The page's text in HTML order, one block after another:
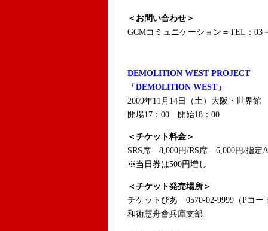
＜お問い合わせ＞
GCMコミュニケーション＝TEL：03
DEMOLITION WEST PROJECT
「DEMOLITION WEST」
2009年11月14日（土）大阪・世界館
開場17：00 開始18：00
＜チケット料金＞
SRS席 8,000円/RS席 6,000円/指
※当日券は500円増し
＜チケット発売場所＞
チケットぴあ 0570-02-9999（Pコー
和術慧舟會兵庫支部